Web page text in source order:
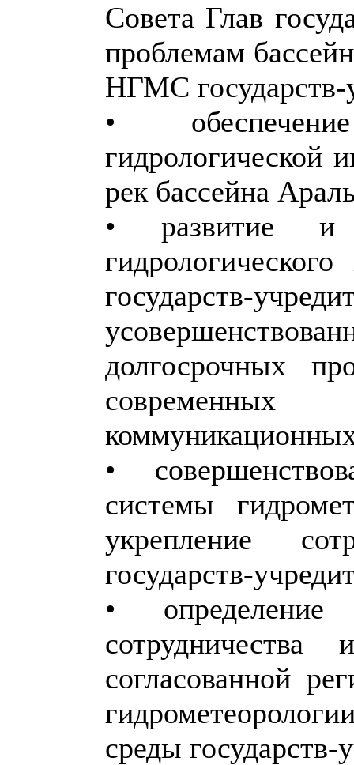
Совета Глав
проблемам
НГМС
•
гидрологической
рек бассейна
• развитие и
долгосрочных
•
системы
укрепление
государств-
• определение
согласованной
среды